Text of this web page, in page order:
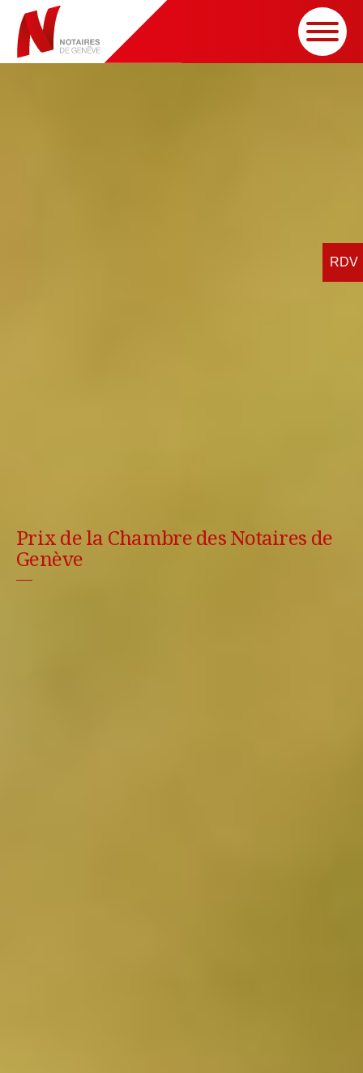
Prix de la Chambre des Notaires de
Genève